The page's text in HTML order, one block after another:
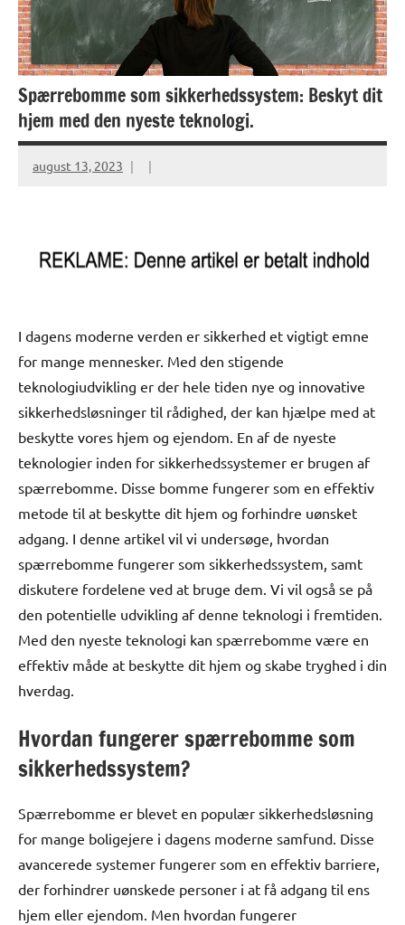
Spærrebomme som sikkerhedssystem: Beskyt dit
hjem med den nyeste teknologi.
august 13, 2023
I dagens moderne verden er sikkerhed et vigtigt emne
for mange mennesker. Med den stigende
teknologiudvikling er der hele tiden nye og innovative
sikkerhedsløsninger til rådighed, der kan hjælpe med at
beskytte vores hjem og ejendom. En af de nyeste
teknologier inden for sikkerhedssystemer er brugen af
spærrebomme. Disse bomme fungerer som en effektiv
metode til at beskytte dit hjem og forhindre uønsket
adgang. I denne artikel vil vi undersøge, hvordan
spærrebomme fungerer som sikkerhedssystem, samt
diskutere fordelene ved at bruge dem. Vi vil også se på
den potentielle udvikling af denne teknologi i fremtiden.
Med den nyeste teknologi kan spærrebomme være en
effektiv måde at beskytte dit hjem og skabe tryghed i din
hverdag.
Hvordan fungerer spærrebomme som
sikkerhedssystem?
Spærrebomme er blevet en populær sikkerhedsløsning
for mange boligejere i dagens moderne samfund. Disse
avancerede systemer fungerer som en effektiv barriere,
der forhindrer uønskede personer i at få adgang til ens
hjem eller ejendom. Men hvordan fungerer